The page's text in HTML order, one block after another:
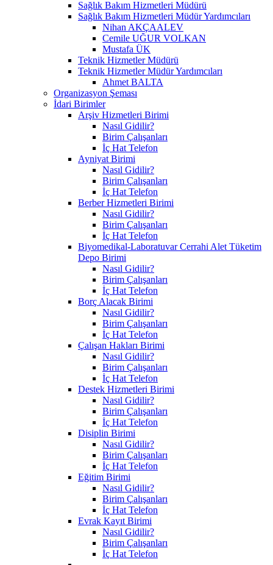
Sağlık Bakım Hizmetleri Müdürü
Sağlık Bakım Hizmetleri Müdür Yardımcıları
Nihan AKÇAALEV
Cemile UĞUR VOLKAN
Mustafa ÜK
Teknik Hizmetler Müdürü
Teknik Hizmetler Müdür Yardımcıları
Ahmet BALTA
Organizasyon Şeması
İdari Birimler
Arşiv Hizmetleri Birimi
Nasıl Gidilir?
Birim Çalışanları
İç Hat Telefon
Ayniyat Birimi
Nasıl Gidilir?
Birim Çalışanları
İç Hat Telefon
Berber Hizmetleri Birimi
Nasıl Gidilir?
Birim Çalışanları
İç Hat Telefon
Biyomedikal-Laboratuvar Cerrahi Alet Tüketim
Depo Birimi
Nasıl Gidilir?
Birim Çalışanları
İç Hat Telefon
Borç Alacak Birimi
Nasıl Gidilir?
Birim Çalışanları
İç Hat Telefon
Çalışan Hakları Birimi
Nasıl Gidilir?
Birim Çalışanları
İç Hat Telefon
Destek Hizmetleri Birimi
Nasıl Gidilir?
Birim Çalışanları
İç Hat Telefon
Disiplin Birimi
Nasıl Gidilir?
Birim Çalışanları
İç Hat Telefon
Eğitim Birimi
Nasıl Gidilir?
Birim Çalışanları
İç Hat Telefon
Evrak Kayıt Birimi
Nasıl Gidilir?
Birim Çalışanları
İç Hat Telefon